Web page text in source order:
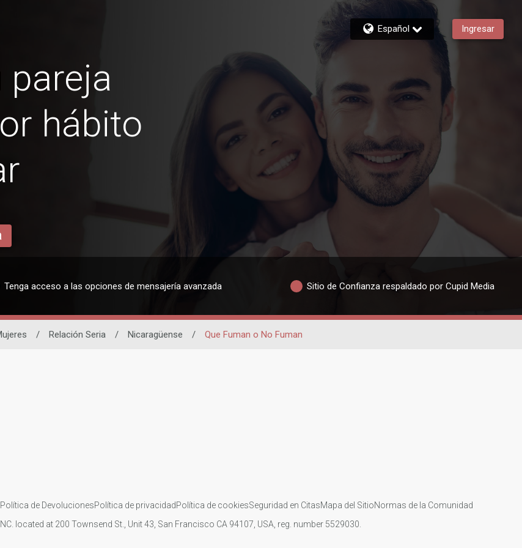
Español Ingresar
pareja
hábito
Tenga acceso a las opciones de mensajería avanzada Sitio de Confianza respaldado por Cupid Media
/ Relación Seria / Nicaragüense / Que Fuman o No Fuman
Política de DevolucionesPolítica de privacidadPolítica de cookiesSeguridad en CitasMapa del SitioNormas de la Comunidad
located at 200 Townsend St., Unit 43, San Francisco CA 94107, USA, reg. number 5529030.